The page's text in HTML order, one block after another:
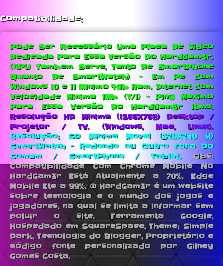
Compatibilidade;
Pode Ser Necessário Uma Placa De Video
Dedicada Para Essa Versão Do HardGam3r.
(APU Tambem Serve, Tanto De SmartPhone
Quanto De SmartWatch) - Em Pc Com
Windows 10 e 11 Minimo 4gb Ram. Internet Com
Velocidade Minima 1Mb (T/1) - Ping Maximo
Para Essa Versão Do HardGam3r 10ms.
Resolução HD Minima (1366X768) Desktop /
Projetor / TV. (Windows, Mac, Linux).
Resolução; SD Minima Movel (320X240 H)
SmartWatch - Redondo ou Outro Fora Do
Comum / SmartPhone / Tablet.Obs:
Compatibilidade Com Chrome Mobile No
HardGam3r Está Atualmente a 70%, Edge
Mobile Etc a 99%. © HardGam3r é um website
sobre tecnologia e o mundo dos jogos e
jogadores, na qual se limita a informar sem
poluir o site. Ferramenta Google,
Hospedado em SquareSpace, Theme; Simple
Dark, Tecnologia do Blogger, Proprietário e
código fonte personalizado por Gilney
Gomes Costa.